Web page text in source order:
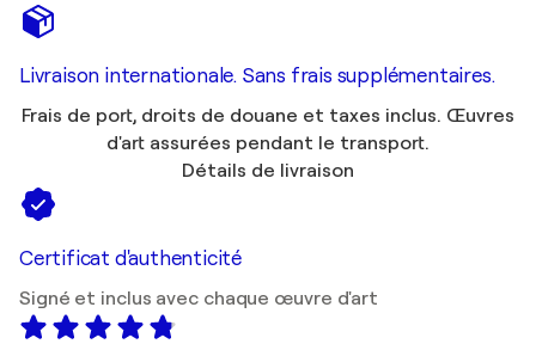
Livraison internationale. Sans frais supplémentaires.
Frais de port, droits de douane et taxes inclus. Œuvres
d'art assurées pendant le transport.
Détails de livraison
Certificat d'authenticité
Signé et inclus avec chaque œuvre d'art